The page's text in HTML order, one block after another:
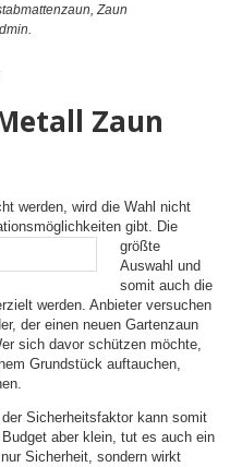
,Zaun
.
Zaun
werden, wird die Wahl nicht
gibt. Die
größte
Auswahl und
somit auch die
werden. Anbieter versuchen
der einen neuen Gartenzaun
sich davor schützen möchte,
Grundstück auftauchen,
Sicherheitsfaktor kann somit
aber klein, tut es auch ein
Sicherheit, sondern wirkt